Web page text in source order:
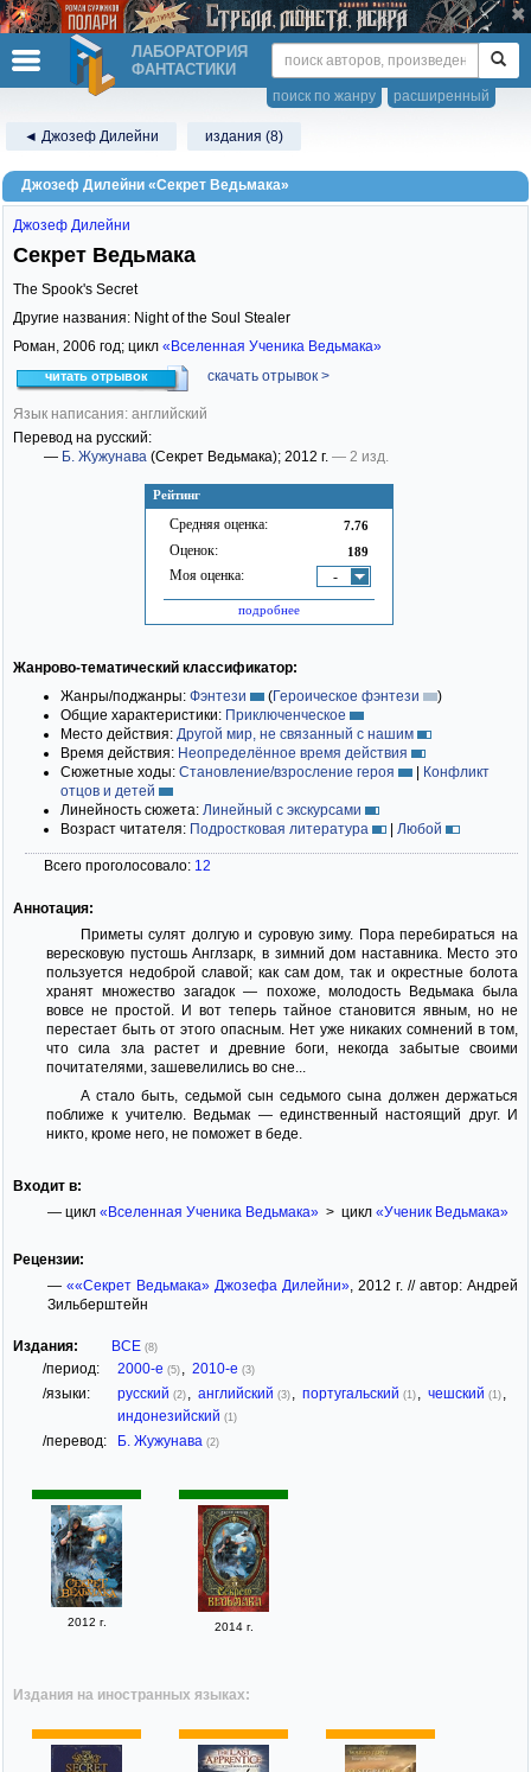
ЛАБОРАТОРИЯ
ФАНТАСТИКИ
расширенный
поиск по жанру
◄ Джозеф Дилейни издания (8)
Джозеф Дилейни «Секрет Ведьмака»
Рейтинг
Средняя оценка: 7.76
Оценок: 189
Моя оценка: -
подробнее
Джозеф Дилейни
Секрет Ведьмака
The Spook's Secret
Другие названия: Night of the Soul Stealer
Роман, 2006 год; цикл «Вселенная Ученика Ведьмака»
читать отрывок скачать отрывок >
Язык написания: английский
Перевод на русский:
— Б. Жужунава (Секрет Ведьмака); 2012 г. — 2 изд.
Жанрово-тематический классификатор:
Жанры/поджанры: Фэнтези (Героическое фэнтези
)
Общие характеристики: Приключенческое
Место действия: Другой мир, не связанный с нашим
Время действия: Неопределённое время действия
Сюжетные ходы: Становление/взросление героя | Конфликт
отцов и детей
Линейность сюжета: Линейный с экскурсами
Возраст читателя: Подростковая литература | Любой
Всего проголосовало: 12
Аннотация:
Приметы сулят долгую и суровую зиму. Пора перебираться на
вересковую пустошь Англзарк, в зимний дом наставника. Место это
пользуется недоброй славой; как сам дом, так и окрестные болота
хранят множество загадок — похоже, молодость Ведьмака была
вовсе не простой. И вот теперь тайное становится явным, но не
перестает быть от этого опасным. Нет уже никаких сомнений в том,
что сила зла растет и древние боги, некогда забытые своими
почитателями, зашевелились во сне...
А стало быть, седьмой сын седьмого сына должен держаться
поближе к учителю. Ведьмак — единственный настоящий друг. И
никто, кроме него, не поможет в беде.
Входит в:
— цикл «Вселенная Ученика Ведьмака»> цикл «Ученик Ведьмака»
Рецензии:
— ««Секрет Ведьмака» Джозефа Дилейни», 2012 г. // автор: Андрей
Зильберштейн
Издания: ВСЕ (8)
/период: 2000-е (5) 2010-е (3)
/языки: русский (2) английский (3) португальский (1) чешский (1)
индонезийский (1)
/перевод: Б. Жужунава (2)
2012 г. 2014 г.
Издания на иностранных языках: